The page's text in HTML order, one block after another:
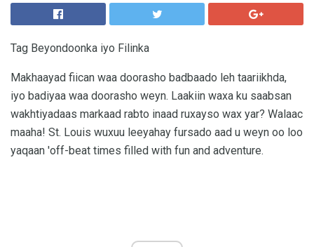
Tag Beyondoonka iyo Filinka
Makhaayad fiican waa doorasho badbaado leh taariikhda,
iyo badiyaa waa doorasho weyn. Laakiin waxa ku saabsan
wakhtiyadaas markaad rabto inaad ruxayso wax yar? Walaac
maaha! St. Louis wuxuu leeyahay fursado aad u weyn oo loo
yaqaan 'off-beat times filled with fun and adventure.